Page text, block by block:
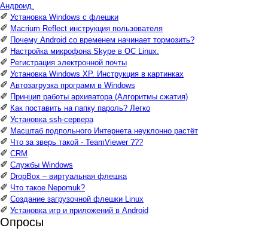
Андроид.
✐ Установка Windows с флешки
✐ Macrium Reflect инструкция пользователя
✐ Почему Android со временем начинает тормозить?
✐ Настройка микрофона Skype в ОС Linux.
✐ Регистрация электронной почты
✐ Установка Windows XP. Инструкция в картинках
✐ Автозагрузка программ в Windows
✐ Принцип работы архиватора (Алгоритмы сжатия)
✐ Как поставить на папку пароль? Легко
✐ Установка ssh-сервера
✐ Масштаб подпольного Интернета неуклонно растёт
✐ Что за зверь такой - TeamViewer ???
✐ CRM
✐ Службы Windows
✐ DropBox – виртуальная флешка
✐ Что такое Nepomuk?
✐ Создание загрузочной флешки Linux
✐ Установка игр и приложений в Android
Опросы